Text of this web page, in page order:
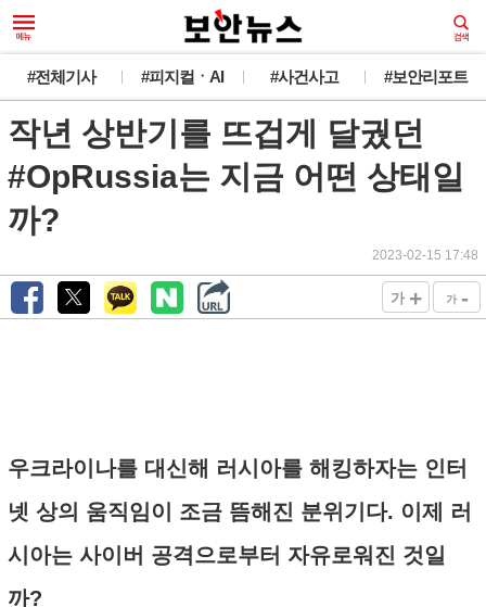
#전체기사 #피지컬ㆍAI #사건사고 #보안리포트
작년 상반기를 뜨겁게 달궜던
#OpRussia는 지금 어떤 상태일
까?
2023-02-15 17:48
가 + 가 -
우크라이나를 대신해 러시아를 해킹하자는 인터
넷 상의 움직임이 조금 뜸해진 분위기다. 이제 러
시아는 사이버 공격으로부터 자유로워진 것일
까?